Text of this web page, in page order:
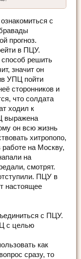
с
прогноз.
в ПЦУ.
решить
значит он
УПЦ пойти
сторонников и
что солдата
ходил к
выражена
он всю жизнь
хитропопо,
работе на Москву,
на
смотрят.
ПЦУ в
настоящее
с ПЦУ.
с целью
как
сразу, то